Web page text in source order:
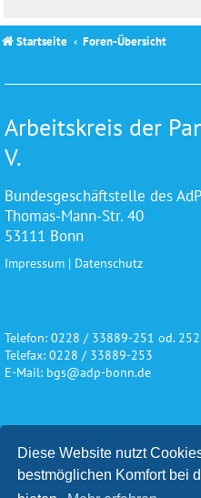
Diese Website nutzt
bestmöglichen Komfort bei
Startseite Foren-Übersicht
Arbeitskreis der
V.
Bundesgeschäftstelle des
Thomas-Mann-Str. 40
53111 Bonn
Impressum | Datenschutz
Telefon: 0228 / 33889-251 od. 252
Telefax: 0228 / 33889-253
E-Mail: bgs@adp-bonn.de
Wir danken für die
Unterstützung und Förderung